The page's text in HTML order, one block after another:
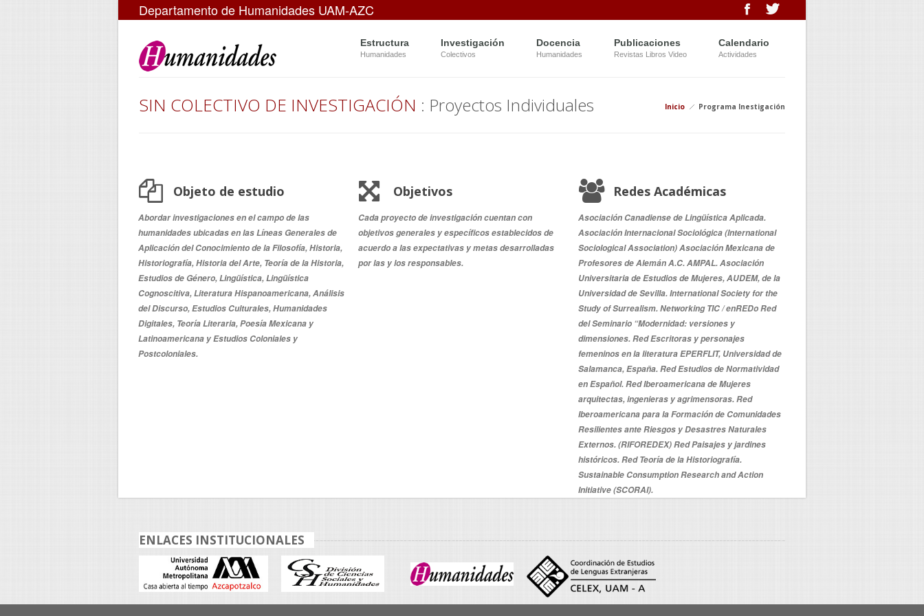
Departamento de Humanidades UAM-AZC
Estructura
Humanidades
Investigación
Colectivos
Docencia
Humanidades
Publicaciones
Revistas Libros Video
Calendario
Actividades
SIN COLECTIVO DE INVESTIGACIÓN : Proyectos Individuales Inicio Programa Inestigación
Objeto de estudio
Abordar investigaciones en el campo de las
humanidades ubicadas en las Líneas Generales de
Aplicación del Conocimiento de la Filosofía, Historia,
Historiografía, Historia del Arte, Teoría de la Historia,
Estudios de Género, Lingüística, Lingüística
Cognoscitiva, Literatura Hispanoamericana, Análisis
del Discurso, Estudios Culturales, Humanidades
Digitales, Teoría Literaria, Poesía Mexicana y
Latinoamericana y Estudios Coloniales y
Postcoloniales.
Objetivos
Cada proyecto de investigación cuentan con
objetivos generales y específicos establecidos de
acuerdo a las expectativas y metas desarrolladas
por las y los responsables.
Redes Académicas
Asociación Canadiense de Lingüística Aplicada.
Asociación Internacional Sociológica (International
Sociological Association) Asociación Mexicana de
Profesores de Alemán A.C. AMPAL. Asociación
Universitaria de Estudios de Mujeres, AUDEM, de la
Universidad de Sevilla. International Society for the
Study of Surrealism. Networking TIC / enREDo Red
del Seminario “Modernidad: versiones y
dimensiones. Red Escritoras y personajes
femeninos en la literatura EPERFLIT, Universidad de
Salamanca, España. Red Estudios de Normatividad
en Español. Red Iberoamericana de Mujeres
arquitectas, ingenieras y agrimensoras. Red
Iberoamericana para la Formación de Comunidades
Resilientes ante Riesgos y Desastres Naturales
Externos. (RIFOREDEX) Red Paisajes y jardines
históricos. Red Teoría de la Historiografía.
Sustainable Consumption Research and Action
Initiative (SCORAI).
ENLACES INSTITUCIONALES